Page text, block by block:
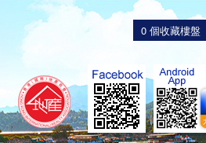
0 個收藏樓盤